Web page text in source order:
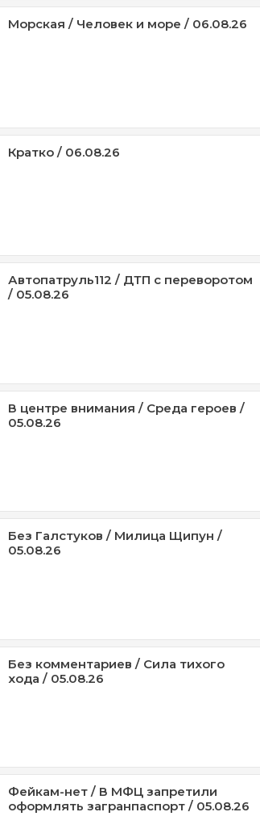
Морская / Человек и море / 06.08.26
Кратко / 06.08.26
Автопатруль112 / ДТП с переворотом
/ 05.08.26
В центре внимания / Среда героев /
05.08.26
Без Галстуков / Милица Щипун /
05.08.26
Без комментариев / Сила тихого
хода / 05.08.26
Фейкам-нет / В МФЦ запретили
оформлять загранпаспорт / 05.08.26